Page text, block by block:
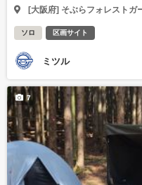
[大阪府] そぶらフォレストガ
ソロ 区画サイト
ミツル
7